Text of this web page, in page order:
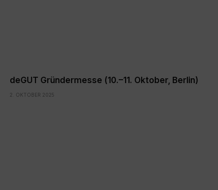
deGUT Gründermesse (10.–11. Oktober, Berlin)
2. OKTOBER 2025